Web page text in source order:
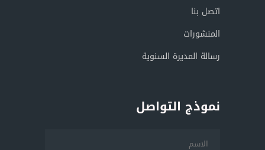
اتصل بنا
المنشورات
رسالة المديرة السنوية
نموذج التواصل